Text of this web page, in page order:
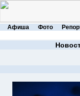
Афиша Фото